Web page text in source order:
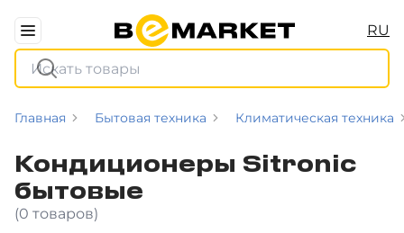
RU
Главная Бытовая техника Климатическая техника
Кондиционеры Sitronic
бытовые
(0 товаров)